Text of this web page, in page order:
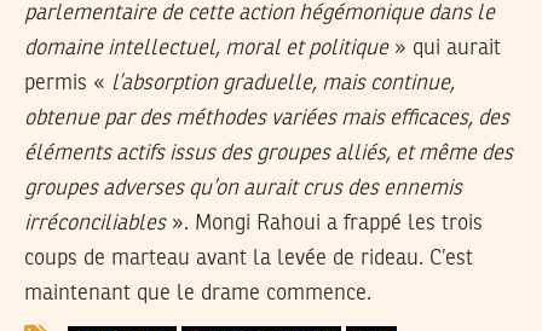
parlementaire de cette action hégémonique dans le
domaine intellectuel, moral et politique» qui aurait
permis « l’absorption graduelle, mais continue,
obtenue par des méthodes variées mais efficaces, des
éléments actifs issus des groupes alliés, et même des
groupes adverses qu’on aurait crus des ennemis
irréconciliables». Mongi Rahoui a frappé les trois
coups de marteau avant la levée de rideau. C’est
maintenant que le drame commence.